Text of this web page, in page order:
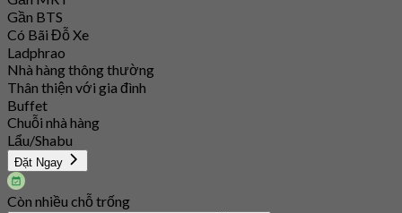
Gần BTS
Có Bãi Đỗ Xe
Ladphrao
Nhà hàng thông thường
Thân thiện với gia đình
Buffet
Chuỗi nhà hàng
Lẩu/Shabu
Đặt Ngay
Còn nhiều chỗ trống